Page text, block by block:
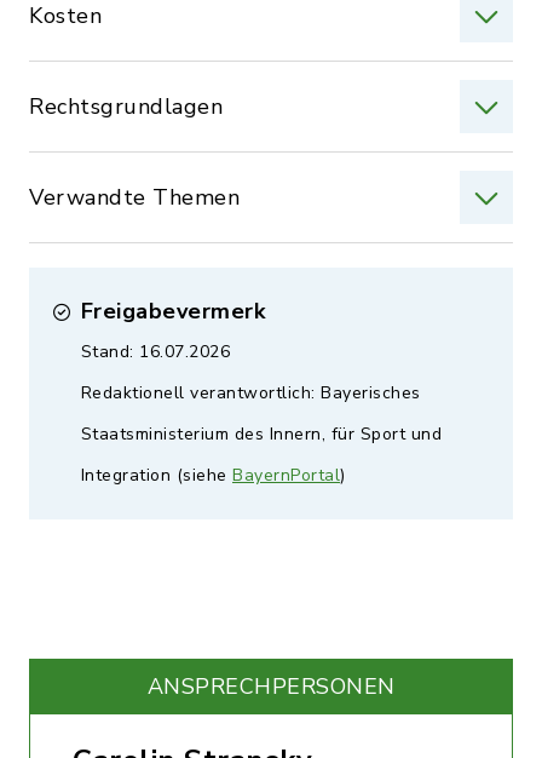
Kosten
Rechtsgrundlagen
Verwandte Themen
Freigabevermerk
Stand: 16.07.2026
Redaktionell verantwortlich: Bayerisches
Staatsministerium des Innern, für Sport und
Integration (siehe BayernPortal)
ANSPRECHPERSONEN